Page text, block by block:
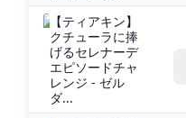
【ティアキン】
クチューラに捧
げるセレナーデ
エピソードチャ
レンジ - ゼル
ダ...